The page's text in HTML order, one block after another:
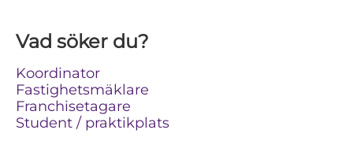
Vad söker du?
Koordinator
Fastighetsmäklare
Franchisetagare
Student / praktikplats